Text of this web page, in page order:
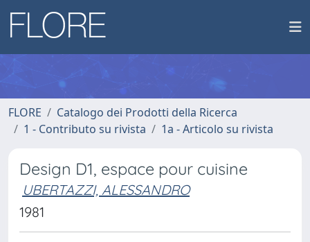
FLORE
Catalogo dei Prodotti della Ricerca
1 - Contributo su rivista
1a - Articolo su rivista
Design D1, espace pour cuisine
UBERTAZZI, ALESSANDRO
1981